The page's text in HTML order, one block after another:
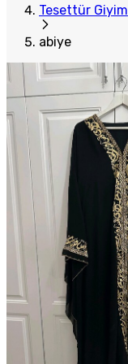
Tesettür Giyim
abiye